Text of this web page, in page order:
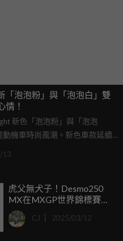
「泡泡粉」與「泡泡白」雙
情！
新色「泡泡粉」與「泡泡
機車時尚風潮。新色車款延續
全配備，搭配甜美與俐落兼具的
睛的焦點。
13
虎父無犬子！Desmo250
MX在MXGP世界錦標賽首
次亮相並取得第三名佳績
CJ 2025/03/12